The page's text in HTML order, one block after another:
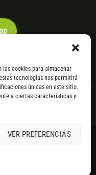
las cookies para almacenar
tecnologías nos permitirá
únicas en este sitio.
a ciertas características y
VER PREFERENCIAS
coste. La